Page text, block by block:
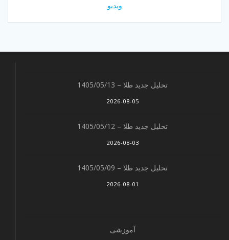
ویدیو
تحلیل جدید طلا – 1405/05/13
2026-08-05
تحلیل جدید طلا – 1405/05/12
2026-08-03
تحلیل جدید طلا – 1405/05/09
2026-08-01
آموزشی